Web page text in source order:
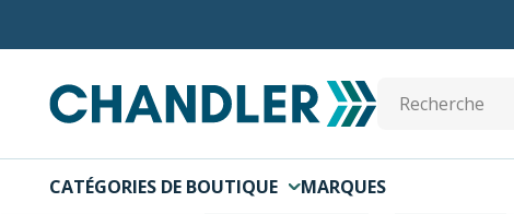
CATÉGORIES DE BOUTIQUE MARQUES